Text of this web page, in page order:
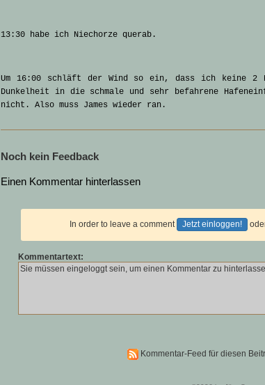
13:30 habe ich Niechorze querab.
Um 16:00 schläft der Wind so ein, dass ich keine 2
Dunkelheit in die schmale und sehr befahrene
nicht. Also muss James wieder ran.
Noch kein Feedback
Einen Kommentar hinterlassen
In order to leave a comment Jetzt einloggen!
Kommentartext:
Kommentar-Feed für diesen